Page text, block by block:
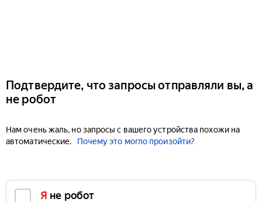
Подтвердите, что запросы отправляли вы, а
не робот
Нам очень жаль, но запросы с вашего устройства похожи на
автоматические.
Почему это могло произойти?
Я не робот